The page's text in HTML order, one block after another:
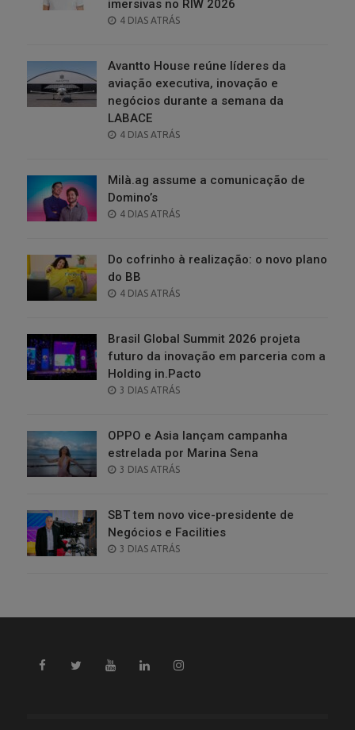
imersivas no RIW 2026
POSTED
4 DIAS ATRÁS
Avantto House reúne líderes da
aviação executiva, inovação e
negócios durante a semana da
LABACE
POSTED
4 DIAS ATRÁS
Milà.ag assume a comunicação de
Domino’s
POSTED
4 DIAS ATRÁS
Do cofrinho à realização: o novo plano
do BB
POSTED
4 DIAS ATRÁS
Brasil Global Summit 2026 projeta
futuro da inovação em parceria com a
Holding in.Pacto
POSTED
3 DIAS ATRÁS
OPPO e Asia lançam campanha
estrelada por Marina Sena
POSTED
3 DIAS ATRÁS
SBT tem novo vice-presidente de
Negócios e Facilities
POSTED
3 DIAS ATRÁS